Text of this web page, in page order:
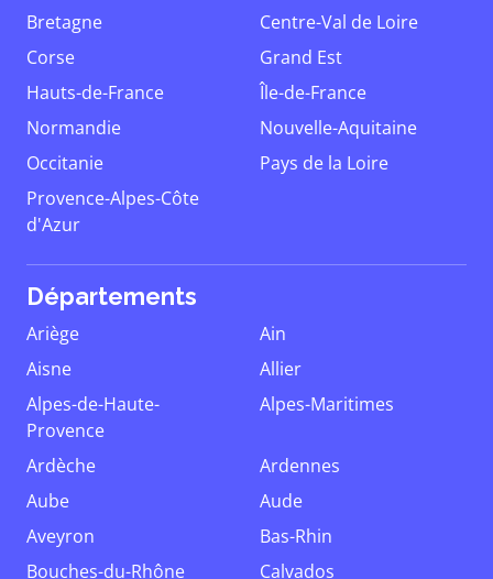
Bretagne
Centre-Val de Loire
Corse
Grand Est
Hauts-de-France
Île-de-France
Normandie
Nouvelle-Aquitaine
Occitanie
Pays de la Loire
Provence-Alpes-Côte
d'Azur
Départements
Ariège
Ain
Aisne
Allier
Alpes-de-Haute-
Provence
Alpes-Maritimes
Ardèche
Ardennes
Aube
Aude
Aveyron
Bas-Rhin
Bouches-du-Rhône
Calvados